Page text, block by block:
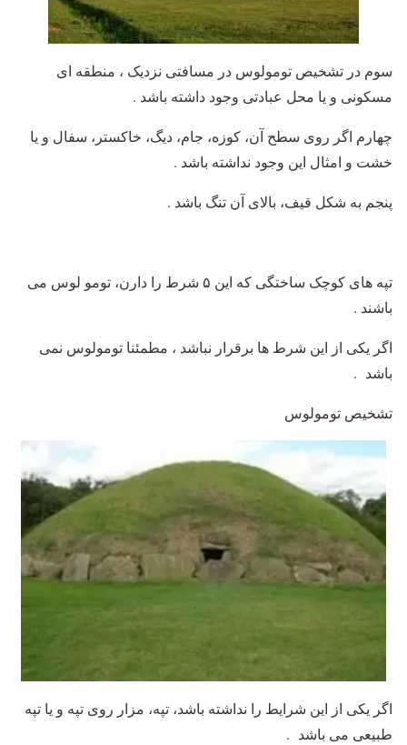
سوم در تشخیص تومولوس در مسافتی نزدیک ، منطقه ای
مسکونی و یا محل عبادتی وجود داشته باشد .
چهارم اگر روی سطح آن، کوزه، جام، دیگ، خاکستر، سفال و یا
خشت و امثال این وجود نداشته باشد .
پنجم به شکل قیف، بالای آن تنگ باشد .
تپه های کوچک ساختگی که این ۵ شرط را دارن، تومو لوس می
باشند .
اگر یکی از این شرط ها برقرار نباشد ، مطمئنا تومولوس نمی
باشد .
تشخیص تومولوس
اگر یکی از این شرایط را نداشته باشد، تپه، مزار روی تپه و یا تپه
طبیعی می باشد .